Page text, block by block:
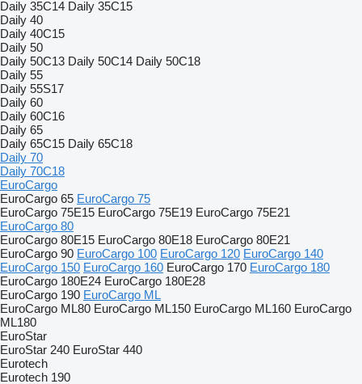
Daily 35C14 Daily 35C15
Daily 40
Daily 40C15
Daily 50
Daily 50C13 Daily 50C14 Daily 50C18
Daily 55
Daily 55S17
Daily 60
Daily 60C16
Daily 65
Daily 65C15 Daily 65C18
Daily 70
Daily 70C18
EuroCargo
EuroCargo 65 EuroCargo 75
EuroCargo 75E15 EuroCargo 75E19 EuroCargo 75E21
EuroCargo 80
EuroCargo 80E15 EuroCargo 80E18 EuroCargo 80E21
EuroCargo 90 EuroCargo 100 EuroCargo 120 EuroCargo 140
EuroCargo 150 EuroCargo 160 EuroCargo 170 EuroCargo 180
EuroCargo 180E24 EuroCargo 180E28
EuroCargo 190 EuroCargo ML
EuroCargo ML80 EuroCargo ML150 EuroCargo ML160 EuroCargo
ML180
EuroStar
EuroStar 240 EuroStar 440
Eurotech
Eurotech 190